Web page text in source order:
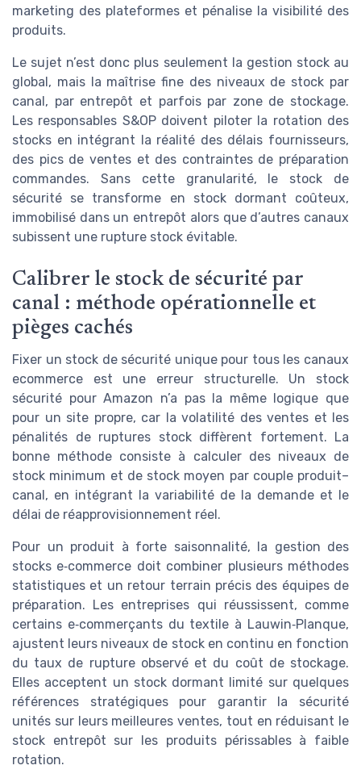
marketing des plateformes et pénalise la visibilité des
produits.
Le sujet n’est donc plus seulement la gestion stock au
global, mais la maîtrise fine des niveaux de stock par
canal, par entrepôt et parfois par zone de stockage.
Les responsables S&OP doivent piloter la rotation des
stocks en intégrant la réalité des délais fournisseurs,
des pics de ventes et des contraintes de préparation
commandes. Sans cette granularité, le stock de
sécurité se transforme en stock dormant coûteux,
immobilisé dans un entrepôt alors que d’autres canaux
subissent une rupture stock évitable.
Calibrer le stock de sécurité par
canal : méthode opérationnelle et
pièges cachés
Fixer un stock de sécurité unique pour tous les canaux
ecommerce est une erreur structurelle. Un stock
sécurité pour Amazon n’a pas la même logique que
pour un site propre, car la volatilité des ventes et les
pénalités de ruptures stock diffèrent fortement. La
bonne méthode consiste à calculer des niveaux de
stock minimum et de stock moyen par couple produit–
canal, en intégrant la variabilité de la demande et le
délai de réapprovisionnement réel.
Pour un produit à forte saisonnalité, la gestion des
stocks e‑commerce doit combiner plusieurs méthodes
statistiques et un retour terrain précis des équipes de
préparation. Les entreprises qui réussissent, comme
certains e‑commerçants du textile à Lauwin‑Planque,
ajustent leurs niveaux de stock en continu en fonction
du taux de rupture observé et du coût de stockage.
Elles acceptent un stock dormant limité sur quelques
références stratégiques pour garantir la sécurité
unités sur leurs meilleures ventes, tout en réduisant le
stock entrepôt sur les produits périssables à faible
rotation.